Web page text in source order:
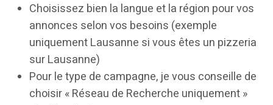
Choisissez bien la langue et la région pour vos
annonces selon vos besoins (exemple
uniquement Lausanne si vous êtes un pizzeria
sur Lausanne)
Pour le type de campagne, je vous conseille de
choisir « Réseau de Recherche uniquement »